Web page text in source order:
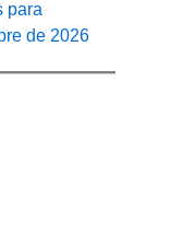
para
de 2026